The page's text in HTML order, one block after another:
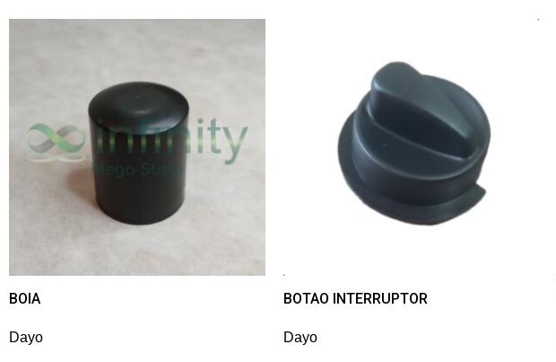
BOIA
Dayo
BOTAO INTERRUPTOR
Dayo